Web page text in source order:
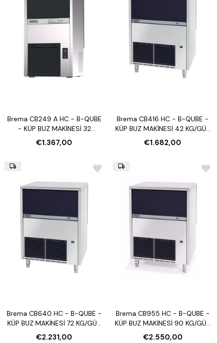
Brema CB249 A HC - B-QUBE
- KÜP BUZ MAKİNESİ 32
KG/GÜN (OTOMATİK
TEMİZLEME)
€1.367,00
Brema CB416 HC - B-QUBE -
KÜP BUZ MAKİNESİ 42 KG/GÜN
(OTOMATİK TEMİZLEME)
€1.682,00
Brema CB640 HC - B-QUBE -
KÜP BUZ MAKİNESİ 72 KG/GÜN
(OTOMATİK TEMİZLEME)
€2.231,00
Brema CB955 HC - B-QUBE -
KÜP BUZ MAKİNESİ 90 KG/GÜN
(OTOMATİK TEMİZLEME)
€2.550,00